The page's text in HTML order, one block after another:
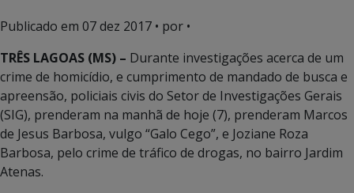
Publicado em 07 dez 2017 • por •
TRÊS LAGOAS (MS) – Durante investigações acerca de um
crime de homicídio, e cumprimento de mandado de busca e
apreensão, policiais civis do Setor de Investigações Gerais
(SIG), prenderam na manhã de hoje (7), prenderam Marcos
de Jesus Barbosa, vulgo “Galo Cego”, e Joziane Roza
Barbosa, pelo crime de tráfico de drogas, no bairro Jardim
Atenas.